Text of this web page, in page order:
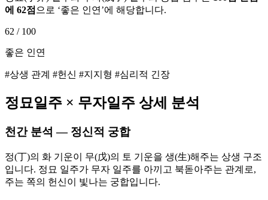
에 62점 으로 ‘좋은 인연 ’에 해당합니다.
62 / 100
좋은 인연
#상생 관계 #헌신 #지지형 #심리적 긴장
정묘일주 × 무자일주 상세 분석
천간 분석 — 정신적 궁합
정(丁)의 화 기운이 무(戊)의 토 기운을 생(生)해주는 상생 구조
입니다. 정묘 일주가 무자 일주를 아끼고 북돋아주는 관계로,
주는 쪽의 헌신이 빛나는 궁합입니다.